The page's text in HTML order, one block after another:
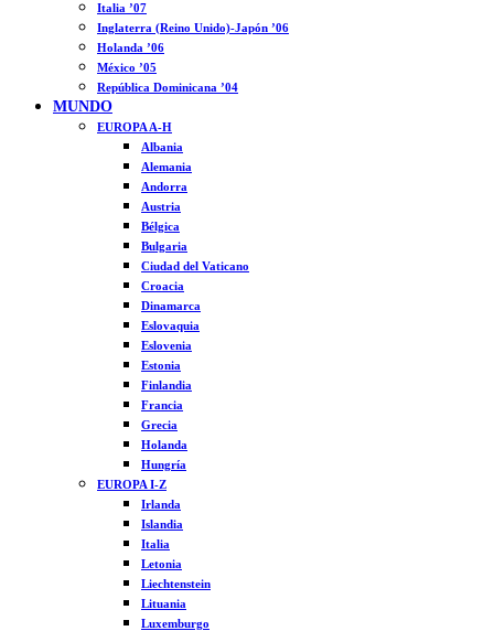
Italia ’07
Inglaterra (Reino Unido)-Japón ’06
Holanda ’06
México ’05
República Dominicana ’04
MUNDO
EUROPA A-H
Albania
Alemania
Andorra
Austria
Bélgica
Bulgaria
Ciudad del Vaticano
Croacia
Dinamarca
Eslovaquia
Eslovenia
Estonia
Finlandia
Francia
Grecia
Holanda
Hungría
EUROPA I-Z
Irlanda
Islandia
Italia
Letonia
Liechtenstein
Lituania
Luxemburgo